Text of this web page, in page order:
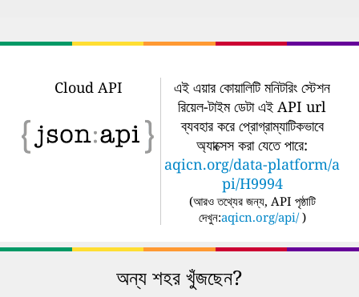
Cloud API
এই এয়ার কোয়ালিটি মনিটরিং স্টেশন
রিয়েল-টাইম ডেটা এই API url
ব্যবহার করে প্রোগ্রাম্যাটিকভাবে
অ্যাক্সেস করা যেতে পারে:
aqicn.org/data-platform/a
pi/H9994
(আরও তথ্যের জন্য, API পৃষ্ঠাটি
দেখুন:aqicn.org/api/ )
অন্য শহর খুঁজছেন?